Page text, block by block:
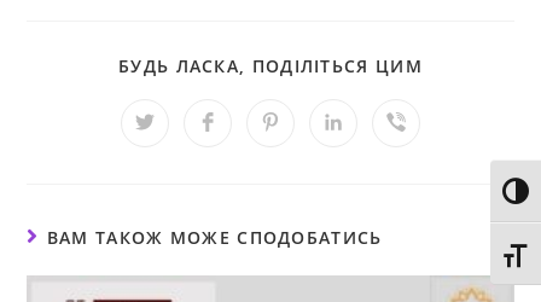
БУДЬ ЛАСКА, ПОДІЛІТЬСЯ ЦИМ
ВАМ ТАКОЖ МОЖЕ СПОДОБАТИСЬ